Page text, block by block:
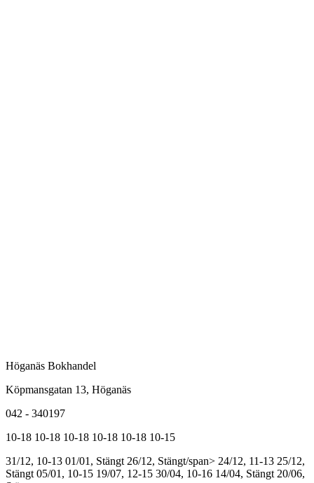
Höganäs Bokhandel
Köpmansgatan 13, Höganäs
042 - 340197
10-18 10-18 10-18 10-18 10-18 10-15
31/12, 10-13 01/01, Stängt 26/12, Stängt/span> 24/12, 11-13 25/12,
Stängt 05/01, 10-15 19/07, 12-15 30/04, 10-16 14/04, Stängt 20/06,